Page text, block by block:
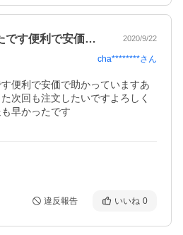
ここに頼んでよかったです便利で安価で助… 2020/9/22
cha********さん
便利で安価で助かっていますあ
次回も注文したいですよろしく
早かったです
違反報告 いいね 0